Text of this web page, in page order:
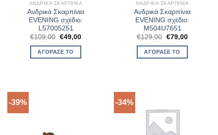
ΑΝΔΡΙΚΆ ΣΚΑΡΠΊΝΙΑ
Ανδρικά Σκαρπίνια
EVENING σχέδιο:
L57005251
€109,00 Original
was:
€109,00.
€49,00Η
ΑΓΌΡΑΣΈ ΤΟ
ΑΝΔΡΙΚΆ ΣΚΑΡΠΊΝΙΑ
Ανδρικά Σκαρπίνια
EVENING σχέδιο:
M504U7651
€129,00 Original
was:
€129,00.
€79,00Η
ΑΓΌΡΑΣΈ ΤΟ
-39% -34%